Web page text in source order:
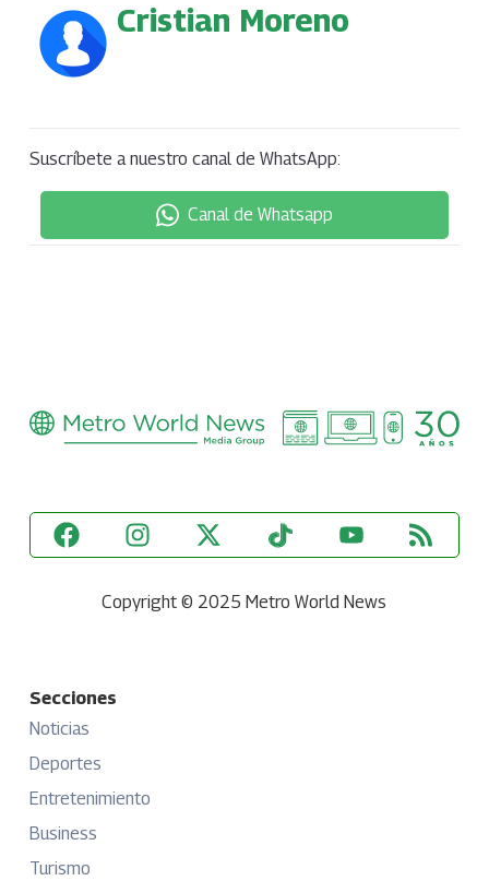
Cristian Moreno
Suscríbete a nuestro canal de WhatsApp:
Canal de Whatsapp
Copyright © 2025 Metro World News
Secciones
Noticias
Deportes
Entretenimiento
Business
Turismo